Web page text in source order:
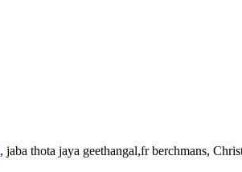
, jaba thota jaya geethangal,fr berchmans,